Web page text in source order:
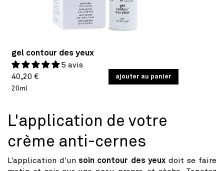
gel contour des yeux
5 avis
Prix
habituel
40,20 €
PRIX
UNITAIRE
/
20ml
ajouter au panier
L'application de votre
crème anti-cernes
L'application d'un soin contour des yeuxdoit se faire